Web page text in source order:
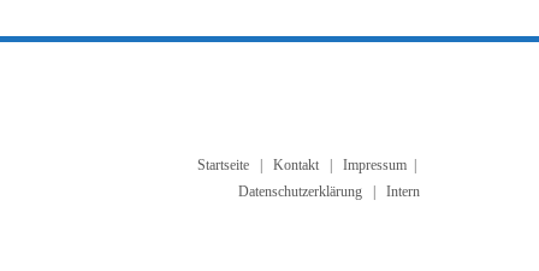
Startseite Kontakt Impressum
Datenschutzerklärung | Intern